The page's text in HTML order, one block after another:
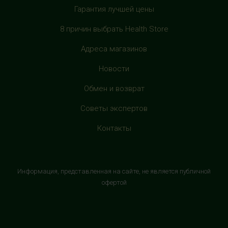
HealthStore в ТРЦ "Филион"
г. Москва, Багратионовский проезд, 5, третий этаж,
рядом с фуд-кортом
HealthStore в ТРЦ "Витте Молл"
магазином "М.Видео"
Домодедово
Гарантия лучшей цены
8 причин выбрать Health Store
Адреса магазинов
Новости
Обмен и возврат
Советы экспертов
Контакты
Информация, представленная на сайте, не является публичной
офертой